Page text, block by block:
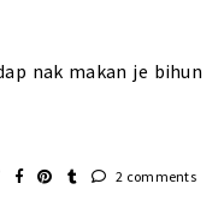
nak makan je bihun
2 comments